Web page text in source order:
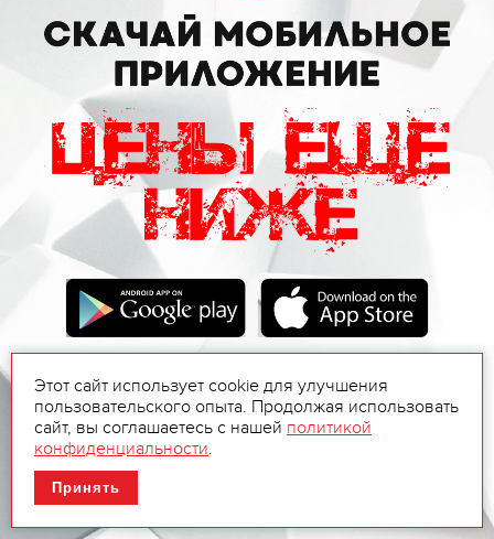
Этот сайт использует cookie для улучшения
пользовательского опыта. Продолжая использовать
сайт, вы соглашаетесь с нашей политикой
конфиденциальности.
Принять